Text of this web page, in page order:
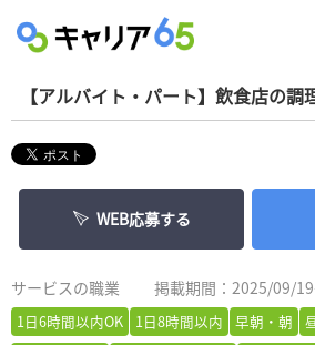
【アルバイト・パート】飲食店の
WEB応募する
サービスの職業 掲載期間：2025/09/
1日6時間以内OK 1日8時間以内 早朝・朝